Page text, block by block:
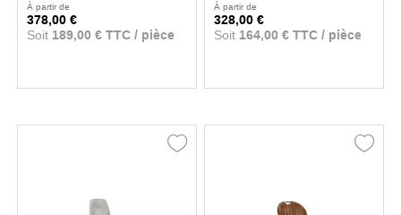
À partir de
378,00 €
Soit 189,00 € TTC / pièce
À partir de
328,00 €
Soit 164,00 € TTC / pièce